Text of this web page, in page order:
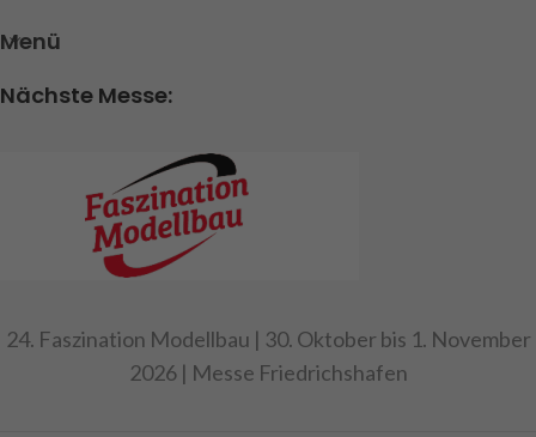
Menü
Nächste Messe:
24. Faszination Modellbau | 30. Oktober bis 1. November
2026 | Messe Friedrichshafen